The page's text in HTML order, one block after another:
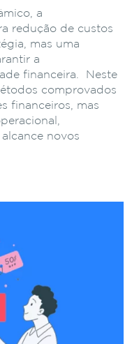
a
redução de custos
mas uma
a
financeira. Neste
comprovados
financeiros, mas
novos